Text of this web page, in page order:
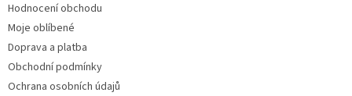
Hodnocení obchodu
Moje oblíbené
Doprava a platba
Obchodní podmínky
Ochrana osobních údajů